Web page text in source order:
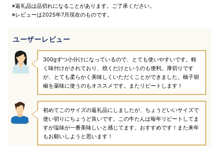
※返礼品は品切れになることがあります。ご了承ください。
※レビューは2025年7月現在のものです。
ユーザーレビュー
300gずつ小分けになっているので、とても使いやすいです。軽
く味付けがされており、焼くだけというのも便利。厚切りです
が、とても柔らかく美味しくいただくことができました。柚子胡
椒を薬味に使うのもオススメです。またリピートします！
初めてこのサイズの返礼品にしましたが、ちょうどいいサイズで
使い切りにちょうど良いです。この牛たんは毎年リピートしてま
すが塩味が一番美味しいと感じてます。おすすめです！また来年
もお願いしようと思います！